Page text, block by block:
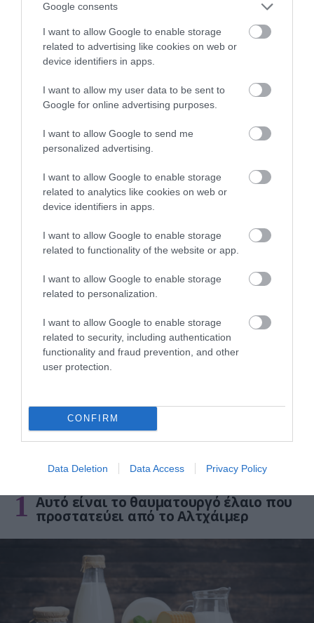
Google consents
I want to allow Google to enable storage
related to advertising like cookies on web or
device identifiers in apps.
I want to allow my user data to be sent to
Google for online advertising purposes.
I want to allow Google to send me
personalized advertising.
I want to allow Google to enable storage
related to analytics like cookies on web or
device identifiers in apps.
I want to allow Google to enable storage
related to functionality of the website or app.
I want to allow Google to enable storage
related to personalization.
I want to allow Google to enable storage
related to security, including authentication
functionality and fraud prevention, and other
user protection.
CONFIRM
Data Deletion Data Access Privacy Policy
Vepdegestrant: Το νέο φάρμακο για τον
καρκίνο του μαστού που «αναγκάζει» τα
καρκινικά κύτταρα να αυτοκαταστραφούν
07.06.2026 12:01
Σπουδαίο ιατρικό επίτευγμα: Σχεδιάστηκε
το πρώτο εμβόλιο με Αl – Σε ποια άτομα
ΔΗΜΟΦΙΛΗ
1 Αυτό είναι το θαυματουργό έλαιο που
προστατεύει από το Αλτχάιμερ